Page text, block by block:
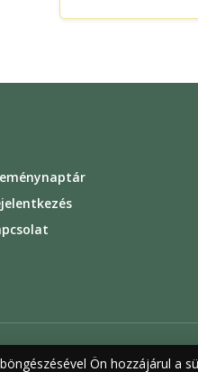
Ön hozzájárul a